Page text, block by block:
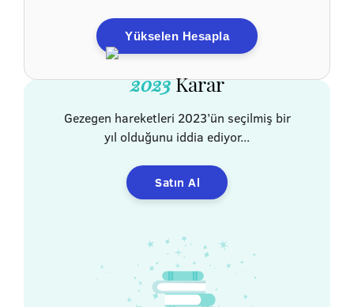
Yükselen Hesapla
2023Karar
Gezegen hareketleri 2023’ün seçilmiş bir
yıl olduğunu iddia ediyor...
Satın Al